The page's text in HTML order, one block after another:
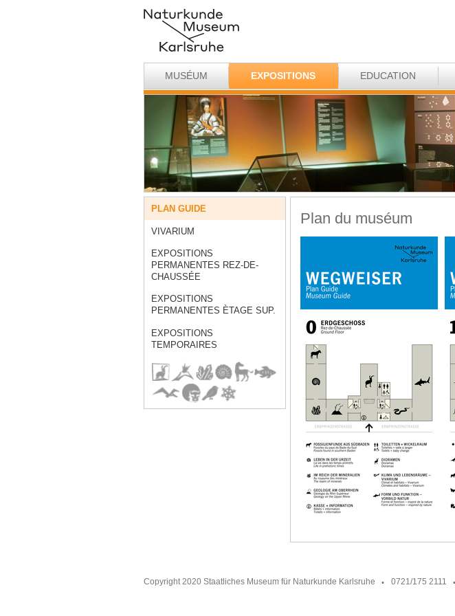
MUSÉUM EXPOSITIONS EDUCATION
PLAN GUIDE
VIVARIUM
EXPOSITIONS
PERMANENTES REZ-DE-
CHAUSSÉE
EXPOSITIONS
PERMANENTES ÈTAGE SUP.
EXPOSITIONS
TEMPORAIRES
Plan du muséum
Copyright 2020 Staatliches Museum für Naturkunde Karlsruhe 0721/175 2111